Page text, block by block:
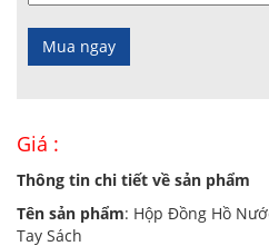
Giá :
Thông tin chi tiết về sản phẩm
Tên sản phẩm: Hộp Đồng Hồ
Tay Sách